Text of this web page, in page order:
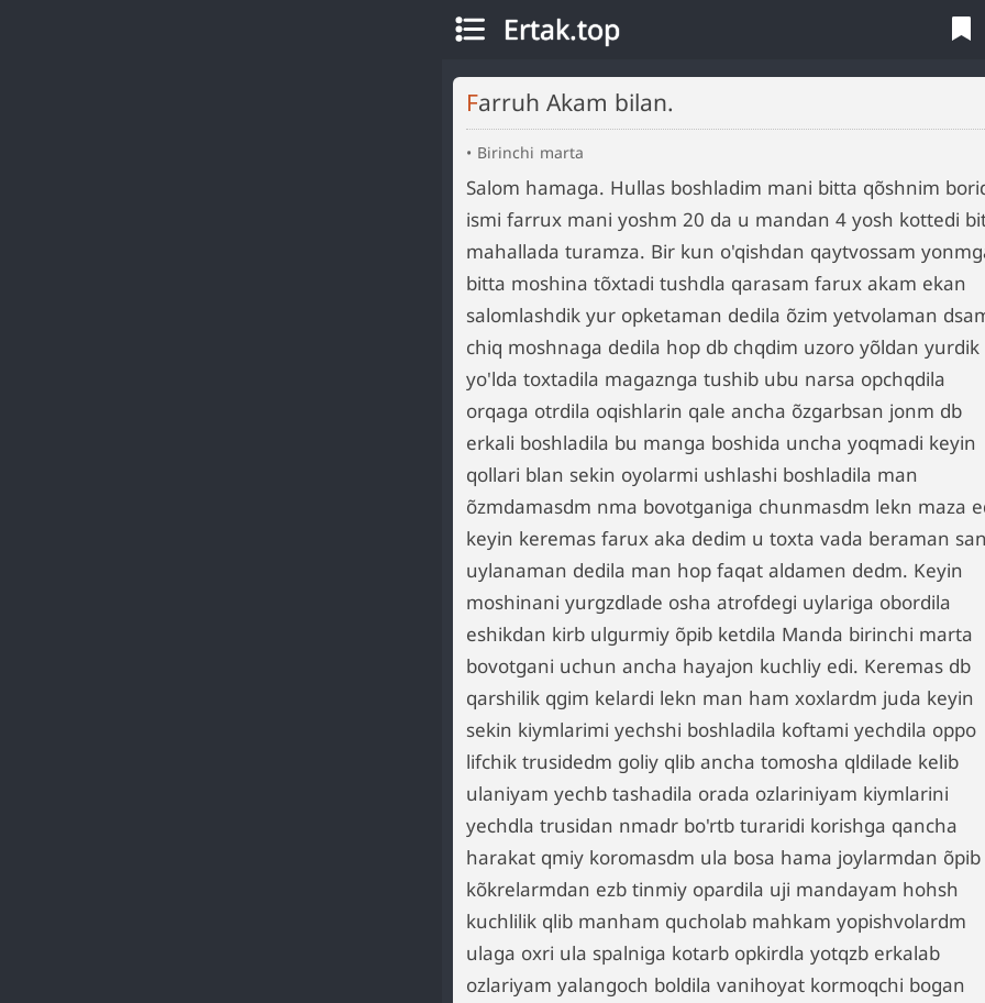
Ertak.top
Farruh Akam bilan.
Birinchi marta
Salom hamaga. Hullas boshladim mani bitta qõshnim
ismi farrux mani yoshm 20 da u mandan 4 yosh kottedi
mahallada turamza. Bir kun o'qishdan qaytvossam
bitta moshina tõxtadi tushdla qarasam farux akam ekan
salomlashdik yur opketaman dedila õzim yetvolaman
chiq moshnaga dedila hop db chqdim uzoro yõldan yurdik
yo'lda toxtadila magaznga tushib ubu narsa opchqdila
orqaga otrdila oqishlarin qale ancha õzgarbsan jonm db
erkali boshladila bu manga boshida uncha yoqmadi keyin
qollari blan sekin oyolarmi ushlashi boshladila man
õzmdamasdm nma bovotganiga chunmasdm lekn maza
keyin keremas farux aka dedim u toxta vada beraman
uylanaman dedila man hop faqat aldamen dedm. Keyin
moshinani yurgzdlade osha atrofdegi uylariga obordila
eshikdan kirb ulgurmiy õpib ketdila Manda birinchi marta
bovotgani uchun ancha hayajon kuchliy edi. Keremas db
qarshilik qgim kelardi lekn man ham xoxlardm juda keyin
sekin kiymlarimi yechshi boshladila koftami yechdila oppo
lifchik trusidedm goliy qlib ancha tomosha qldilade kelib
ulaniyam yechb tashadila orada ozlariniyam kiymlarini
yechdla trusidan nmadr bo'rtb turaridi korishga qancha
harakat qmiy koromasdm ula bosa hama joylarmdan õpib
kõkrelarmdan ezb tinmiy opardila uji mandayam hohsh
kuchlilik qlib manham qucholab mahkam yopishvolardm
ulaga oxri ula spalniga kotarb opkirdla yotqzb erkalab
ozlariyam yalangoch boldila vanihoyat kormoqchi bogan